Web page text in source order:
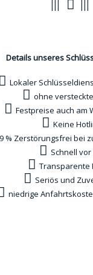
Details unseres
Lokaler
ohne
Festpreise auch am
Keine
% Zerstörungsfrei bei
Schnell vor
Transparente
Seriös und
niedrige